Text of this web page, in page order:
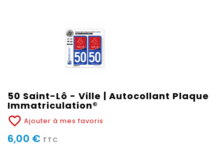
50 Saint-Lô - Ville | Autocollant Plaque
Immatriculation®
favorite_border Ajouter à mes favoris
6,00 € TTC